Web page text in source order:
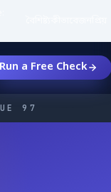
Run a Free Check
97